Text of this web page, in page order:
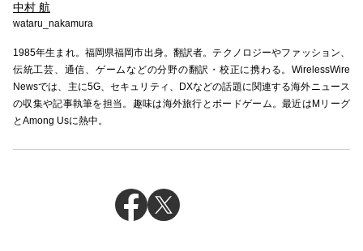
中村 航
wataru_nakamura
1985年生まれ。福岡県福岡市出身。翻訳者。テクノロジーやファッション、
伝統工芸、通信、ゲームなどの分野の翻訳・校正に携わる。WirelessWire
Newsでは、主に5G、セキュリティ、DXなどの話題に関連する海外ニュース
の収集や記事執筆を担当。趣味は海外旅行とボードゲーム。最近はMリーグ
とAmong Usに熱中。